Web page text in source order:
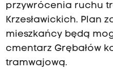
przywrócenia ruchu
Krzesławickich. Plan
mieszkańcy będą
cmentarz Grębałów
tramwajową.